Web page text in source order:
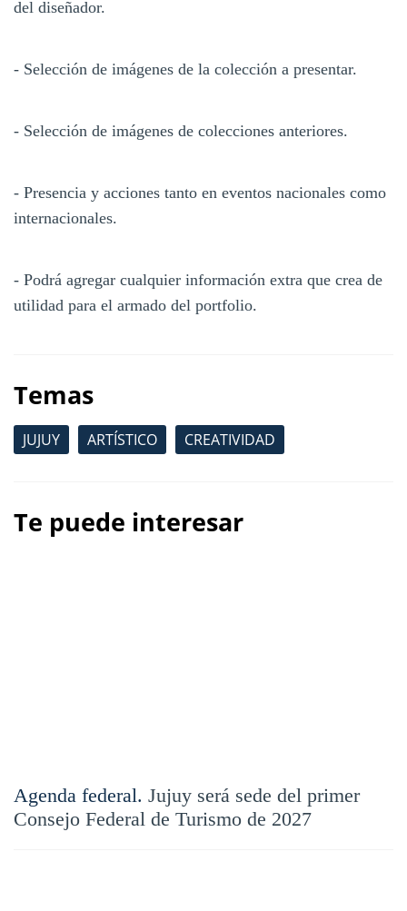
del diseñador.
- Selección de imágenes de la colección a presentar.
- Selección de imágenes de colecciones anteriores.
- Presencia y acciones tanto en eventos nacionales como
internacionales.
- Podrá agregar cualquier información extra que crea de
utilidad para el armado del portfolio.
Temas
JUJUY ARTÍSTICO CREATIVIDAD
Te puede interesar
Agenda federal. Jujuy será sede del primer
Consejo Federal de Turismo de 2027